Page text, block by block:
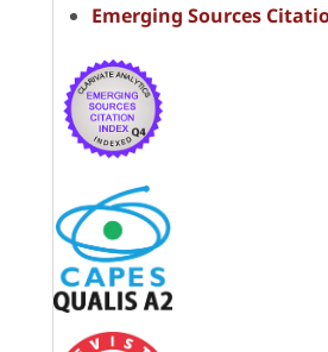
Emerging Sources